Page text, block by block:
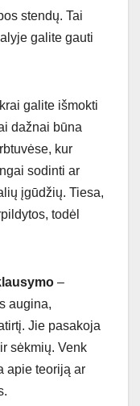
stendų. Tai
galite gauti
galite išmokti
dažnai būna
kur
sodinti ar
įgūdžių. Tiesa,
todėl
–
augina,
Jie pasakoja
sėkmių. Venk
apie teoriją ar